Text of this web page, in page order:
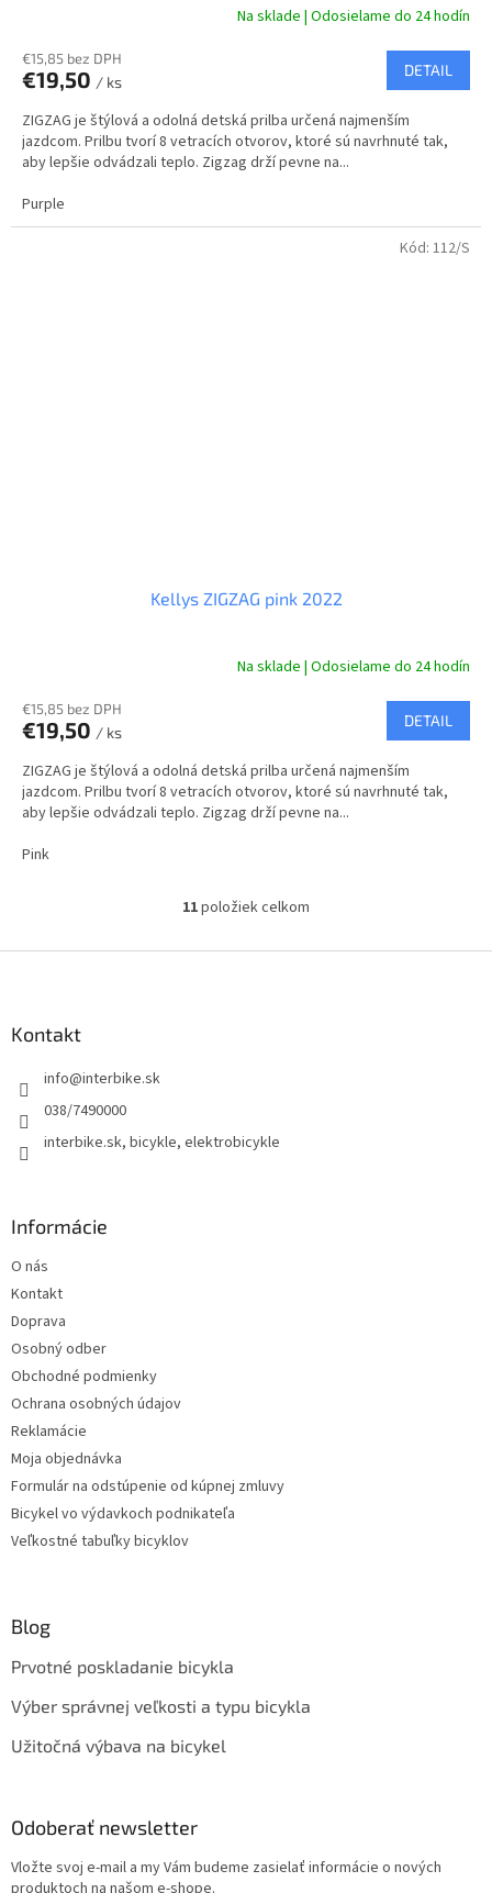
Na sklade | Odosielame do 24 hodín
€15,85 bez DPH
€19,50 / ks
DETAIL
ZIGZAG je štýlová a odolná detská prilba určená najmenším
jazdcom. Prilbu tvorí 8 vetracích otvorov, ktoré sú navrhnuté tak,
aby lepšie odvádzali teplo. Zigzag drží pevne na...
Purple
Kellys ZIGZAG pink 2022
Na sklade | Odosielame do 24 hodín
€15,85 bez DPH
€19,50 / ks
DETAIL
ZIGZAG je štýlová a odolná detská prilba určená najmenším
jazdcom. Prilbu tvorí 8 vetracích otvorov, ktoré sú navrhnuté tak,
aby lepšie odvádzali teplo. Zigzag drží pevne na...
Pink
Kód: 112/S
O
l
v
11položiek celkom
Kontakt
info@interbike.sk
038/7490000
interbike.sk, bicykle, elektrobicykle
Informácie
O nás
Kontakt
Doprava
Osobný odber
Obchodné podmienky
Ochrana osobných údajov
Reklamácie
Moja objednávka
Formulár na odstúpenie od kúpnej zmluvy
Bicykel vo výdavkoch podnikateľa
Veľkostné tabuľky bicyklov
Blog
Prvotné poskladanie bicykla
Výber správnej veľkosti a typu bicykla
Užitočná výbava na bicykel
Odoberať newsletter
Vložte svoj e-mail a my Vám budeme zasielať informácie o nových
produktoch na našom e-shope.